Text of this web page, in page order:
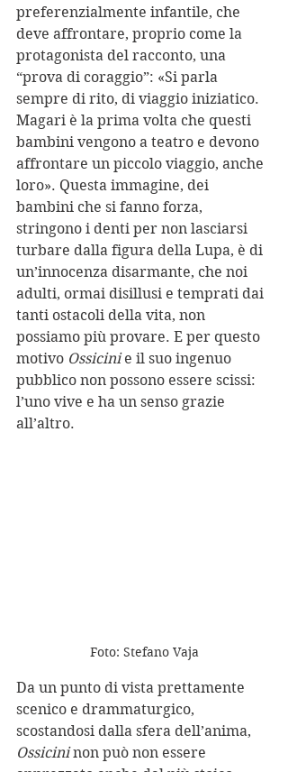
preferenzialmente infantile, che
deve affrontare, proprio come la
protagonista del racconto, una
“prova di coraggio”: «Si parla
sempre di rito, di viaggio iniziatico.
Magari è la prima volta che questi
bambini vengono a teatro e devono
affrontare un piccolo viaggio, anche
loro». Questa immagine, dei
bambini che si fanno forza,
stringono i denti per non lasciarsi
turbare dalla figura della Lupa, è di
un’innocenza disarmante, che noi
adulti, ormai disillusi e temprati dai
tanti ostacoli della vita, non
possiamo più provare. E per questo
motivo Ossicini e il suo ingenuo
pubblico non possono essere scissi:
l’uno vive e ha un senso grazie
all’altro.
Foto: Stefano Vaja
Da un punto di vista prettamente
scenico e drammaturgico,
scostandosi dalla sfera dell’anima,
Ossicini non può non essere